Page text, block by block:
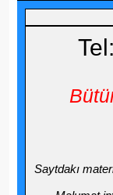
Saytdakı